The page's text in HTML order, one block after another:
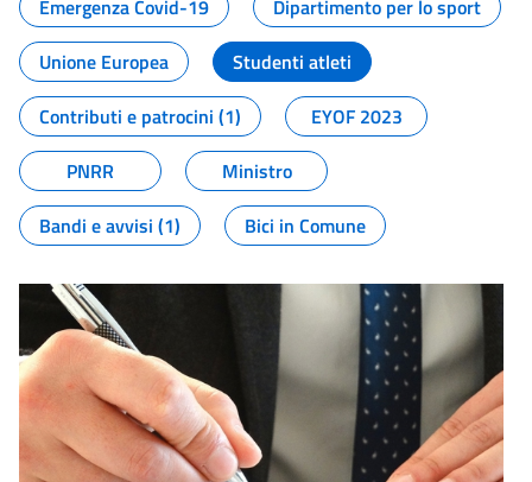
Emergenza Covid-19
Dipartimento per lo sport
Unione Europea
Studenti atleti
Contributi e patrocini (1)
EYOF 2023
PNRR
Ministro
Bandi e avvisi (1)
Bici in Comune